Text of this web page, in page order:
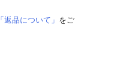
「返品について」 をご